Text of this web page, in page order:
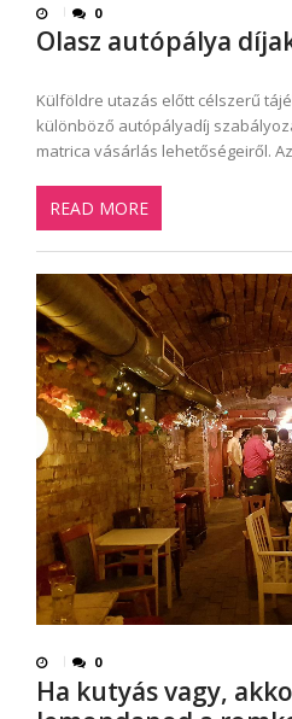
0
Olasz autópálya
Külföldre utazás előtt célszerű
különböző autópályadíj
matrica vásárlás lehetőségeiről. Az
READ MORE
0
Ha kutyás vagy,